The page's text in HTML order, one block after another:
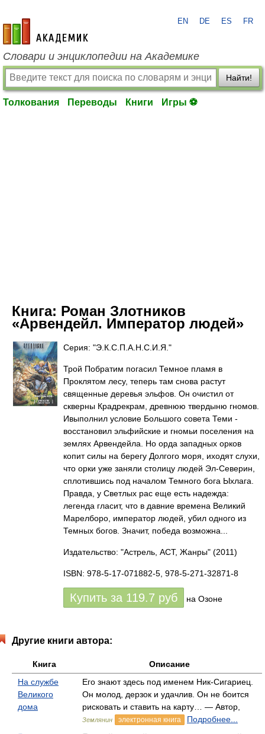
academic.ru
EN DE ES FR
Словари и энциклопедии на Академике
Найти!
Толкования Переводы Книги Игры ⚽
Книга: Роман Злотников
«Арвендейл. Император людей»
Серия: "Э.К.С.П.А.Н.С.И.Я."
Трой Побратим погасил Темное пламя в
Проклятом лесу, теперь там снова растут
священные деревья эльфов. Он очистил от
скверны Крадрекрам, древнюю твердыню гномов.
Ивыполнил условие Большого совета Теми -
восстановил эльфийские и гномьи поселения на
землях Арвендейла. Но орда западных орков
копит силы на берегу Долгого моря, иходят слухи,
что орки уже заняли столицу людей Эл-Северин,
сплотившись под началом Темного бога Ыхлага.
Правда, у Светлых рас еще есть надежда:
легенда гласит, что в давние времена Великий
Марелборо, император людей, убил одного из
Темных богов. Значит, победа возможна...
Издательство: "Астрель, АСТ, Жанры" (2011)
ISBN: 978-5-17-071882-5, 978-5-271-32871-8
Купить за 119.7 руб на Озоне
Другие книги автора:
Книга
Описание
На службе
Великого
дома
Его знают здесь под именем Ник-Сигариец.
Он молод, дерзок и удачлив. Он не боится
рисковать и ставить на карту… — Автор,
Землянин электронная книга
Подробнее...